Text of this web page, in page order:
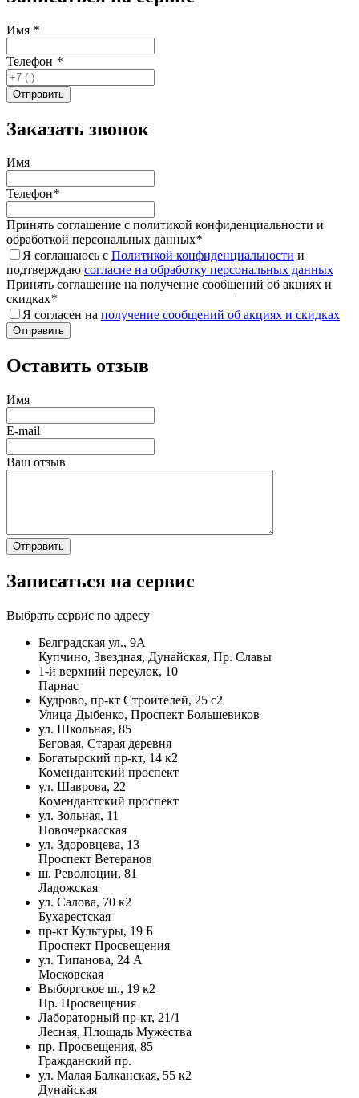
Имя *
Телефон *
Заказать звонок
Имя
Телефон*
Принять соглашение с политикой конфиденциальности и
обработкой персональных данных*
Я соглашаюсь с Политикой конфиденциальности и
подтверждаю согласие на обработку персональных данных
Принять соглашение на получение сообщений об акциях и
скидках*
Я согласен на получение сообщений об акциях и скидках
Оставить отзыв
Имя
E-mail
Ваш отзыв
Записаться на сервис
Выбрать сервис по адресу
Белградская ул., 9А
Купчино, Звездная, Дунайская, Пр. Славы
1-й верхний переулок, 10
Парнас
Кудрово, пр-кт Строителей, 25 с2
Улица Дыбенко, Проспект Большевиков
ул. Школьная, 85
Беговая, Старая деревня
Богатырский пр-кт, 14 к2
Комендантский проспект
ул. Шаврова, 22
Комендантский проспект
ул. Зольная, 11
Новочеркасская
ул. Здоровцева, 13
Проспект Ветеранов
ш. Революции, 81
Ладожская
ул. Салова, 70 к2
Бухарестская
пр-кт Культуры, 19 Б
Проспект Просвещения
ул. Типанова, 24 А
Московская
Выборгское ш., 19 к2
Пр. Просвещения
Лабораторный пр-кт, 21/1
Лесная, Площадь Мужества
пр. Просвещения, 85
Гражданский пр.
ул. Малая Балканская, 55 к2
Дунайская